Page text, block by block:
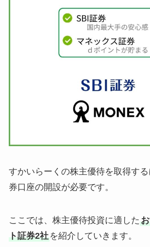
すかいらーくの株主優待を取得す
券口座の開設が必要です。
ここでは、株主優待投資に適した
ト証券2社を紹介していきます。